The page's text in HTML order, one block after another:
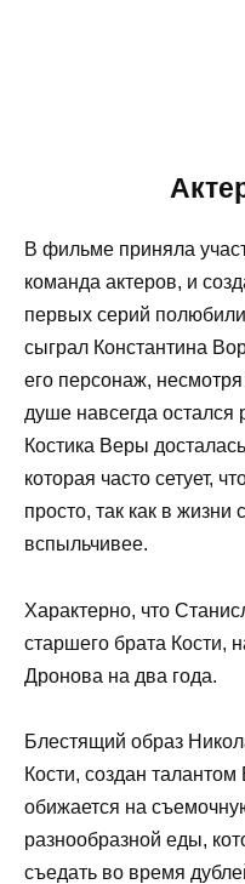
В фильме приняла
команда актеров, и
первых серий
сыграл Константина
его персонаж,
душе навсегда остался
Костика Веры
которая часто сетует,
просто, так как в жизни
вспыльчивее.
Характерно, что
старшего брата Кости,
Дронова на два года.
Блестящий образ
Кости, создан
обижается на
разнообразной еды,
съедать во время